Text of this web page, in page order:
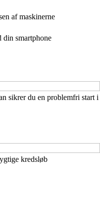
af maskinerne
din smartphone
sikrer du en problemfri start i
kredsløb